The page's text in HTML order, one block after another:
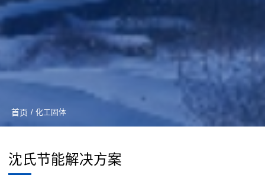
首页 / 化工固体
沈氏节能解决方案